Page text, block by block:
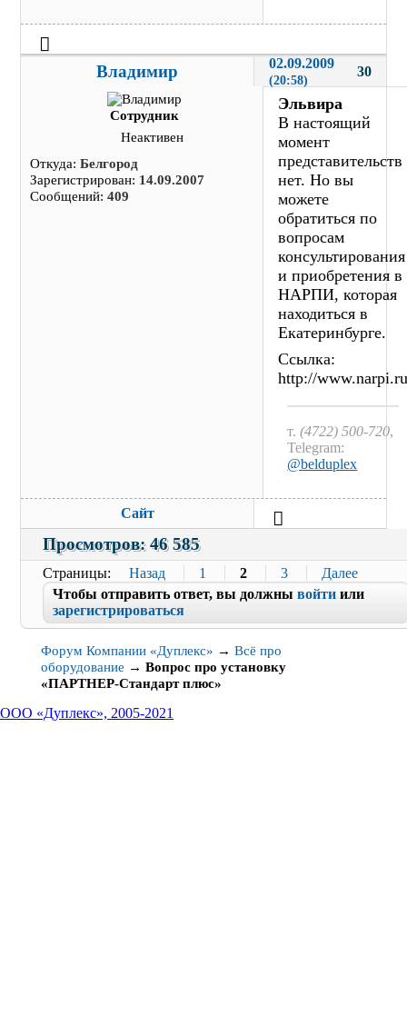
30
Владимир 02.09.2009
(20:58)
Сотрудник
Неактивен
Откуда:Белгород
Зарегистрирован: 14.09.2007
Сообщений:409
Эльвира
В настоящий
момент
представительств
нет. Но вы
можете
обратиться по
вопросам
консультирования
и приобретения в
НАРПИ, которая
находиться в
Екатеринбурге.
Ссылка:
http://
т.(4722) 500-720,
Telegram:
@belduplex
Сайт
Просмотров: 46 585
Страницы Назад 1 2 3
Далее
Чтобы отправить ответ, вы должнывойти или
зарегистрироваться
Форум Компании «Дуплекс» →Всё про
оборудование →Вопрос про установку
«ПАРТНЕР-Стандарт плюс»
ООО «Дуплекс», 2005-2021